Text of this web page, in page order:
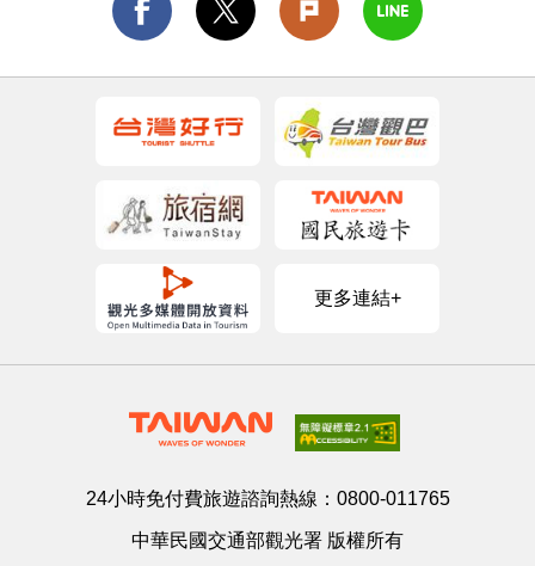
更多連結+
24小時免付費旅遊諮詢熱線： 0800-011765
中華民國交通部觀光署 版權所有